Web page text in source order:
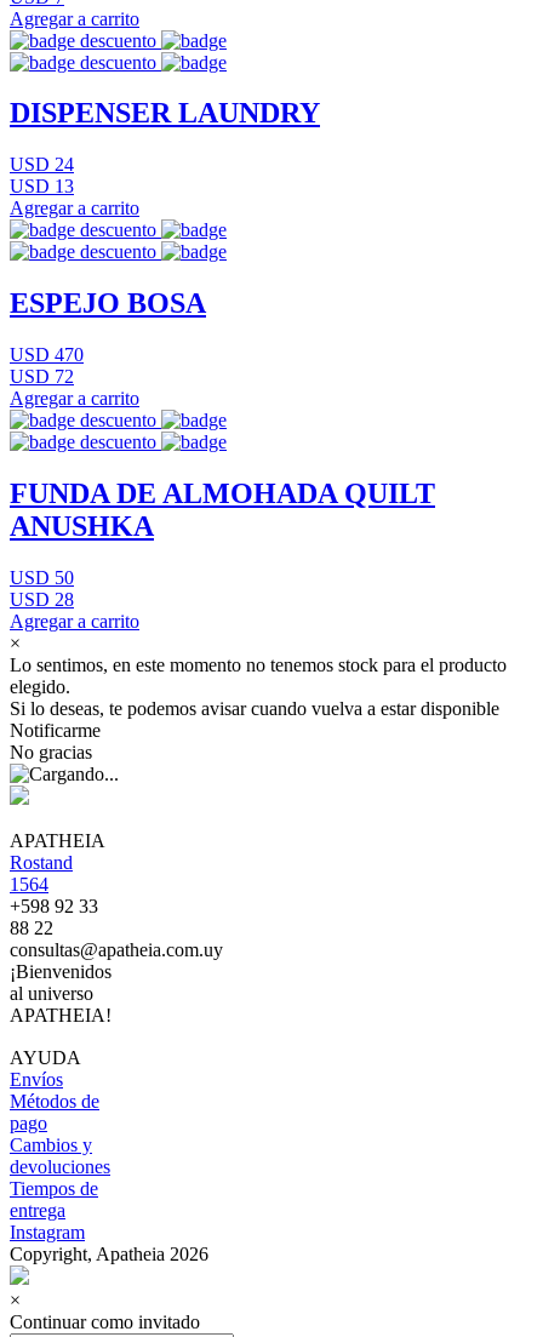
Agregar a carrito
DISPENSER LAUNDRY
USD 24
USD 13
Agregar a carrito
ESPEJO BOSA
USD 470
USD 72
Agregar a carrito
FUNDA DE ALMOHADA QUILT
ANUSHKA
USD 50
USD 28
Agregar a carrito
×
Lo sentimos, en este momento no tenemos stock para el producto
elegido.
Si lo deseas, te podemos avisar cuando vuelva a estar disponible
Notificarme
No gracias
APATHEIA
Rostand
1564
+598 92 33
88 22
consultas@apatheia.com.uy
¡Bienvenidos
al universo
APATHEIA!
AYUDA
Envíos
Métodos de
pago
Cambios y
devoluciones
Tiempos de
entrega
Instagram
Copyright, Apatheia 2026
×
Continuar como invitado